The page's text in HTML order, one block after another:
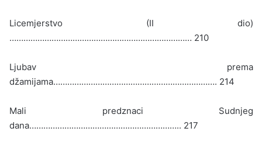
Licemjerstvo (II dio)
…………………………………………………………………… 210
Ljubav prema
džamijama……………………………………………………………. 214
Mali predznaci Sudnjeg
dana……………………………………………………….. 217